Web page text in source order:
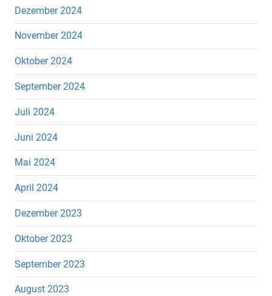
Dezember 2024
November 2024
Oktober 2024
September 2024
Juli 2024
Juni 2024
Mai 2024
April 2024
Dezember 2023
Oktober 2023
September 2023
August 2023